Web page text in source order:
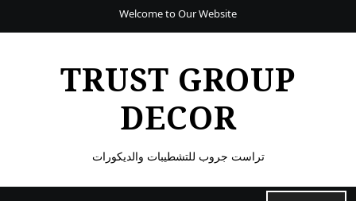
Welcome to Our Website
TRUST GROUP
DECOR
تراست جروب للتشطيبات والديكورات